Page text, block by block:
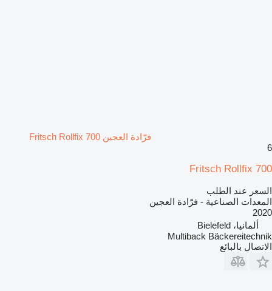
فرّادة العجين Fritsch Rollfix 700
6
Fritsch Rollfix 700
السعر عند الطلب
المعدات الصناعية - فرّادة العجين
2020
ألمانيا، Bielefeld
Multiback Bäckereitechnik
الاتصال بالبائع